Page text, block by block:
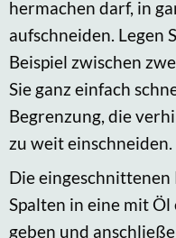
hermachen darf, in
aufschneiden. Legen
Beispiel zwischen
Sie ganz einfach
Begrenzung, die
zu weit einschneiden.
Die
Spalten in eine mit
geben und